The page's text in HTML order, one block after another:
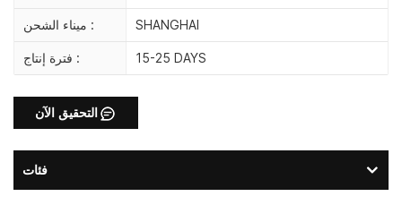
ميناء الشحن : SHANGHAI
فترة إنتاج : 15-25 DAYS
التحقيق الآن
فئات